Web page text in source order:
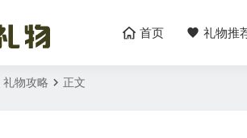
首页 礼物推
礼物攻略 正文